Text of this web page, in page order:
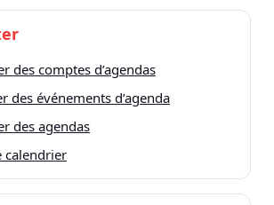
des comptes d’agendas
des événements d’agenda
des agendas
calendrier